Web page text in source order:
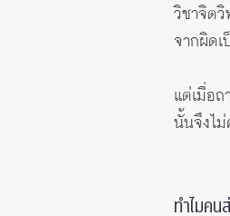
วิชาจิต
จากผิด
แต่เมื่อ
นั้นจึงไ
ทำไมค